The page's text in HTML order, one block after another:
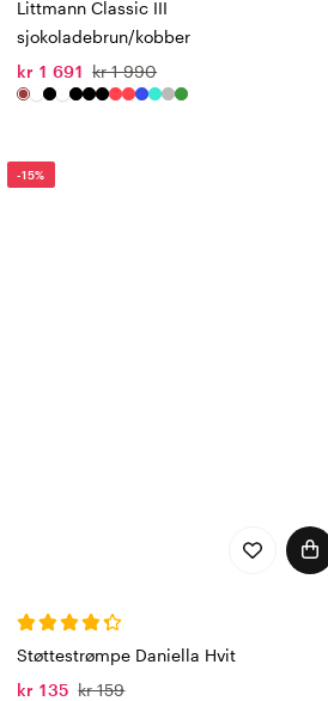
Littmann Classic III
sjokoladebrun/kobber
kr 1 691 kr 1 990
-15%
Støttestrømpe Daniella Hvit
kr 135 kr 159